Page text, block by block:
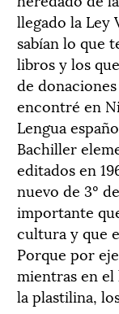
llegado la Ley
sabían lo que
libros y los
de
encontré en
Lengua
Bachiller
editados en
nuevo de 3º
importante
cultura y que
Porque por
mientras en
la plastilina,